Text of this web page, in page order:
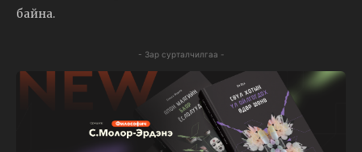
байна.
- Зар сурталчилгаа -